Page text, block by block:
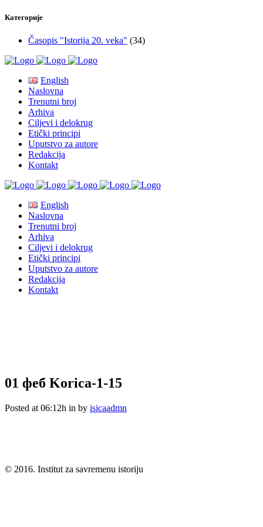
Категорије
Časopis "Istorija 20. veka" (34)
English
Naslovna
Trenutni broj
Arhiva
Ciljevi i delokrug
Etički principi
Uputstvo za autore
Redakcija
Kontakt
English
Naslovna
Trenutni broj
Arhiva
Ciljevi i delokrug
Etički principi
Uputstvo za autore
Redakcija
Kontakt
01 феб Korica-1-15
Posted at 06:12h in by isicaadmn
© 2016. Institut za savremenu istoriju